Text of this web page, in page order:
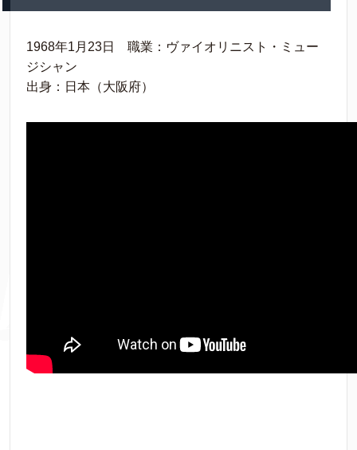
1968年1月23日 職業：ヴァイオリニスト・ミュー
ジシャン
出身：日本（大阪府）